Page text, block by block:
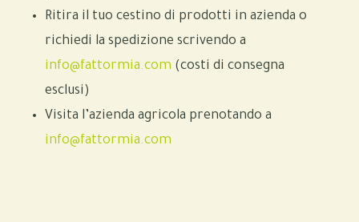
Ritira il tuo cestino di prodotti in azienda o
richiedi la spedizione scrivendo a
info@fattormia.com (costi di consegna
esclusi)
Visita l’azienda agricola prenotando a
info@fattormia.com